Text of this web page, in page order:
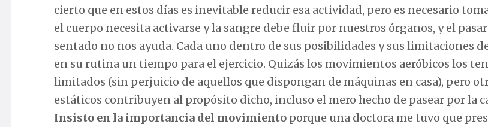
cierto que en estos días es inevitable reducir esa actividad, pero es necesario
el cuerpo necesita activarse y la sangre debe fluir por nuestros órganos, y el
sentado no nos ayuda. Cada uno dentro de sus posibilidades y sus limitaciones
en su rutina un tiempo para el ejercicio. Quizás los movimientos aeróbicos los
limitados (sin perjuicio de aquellos que dispongan de máquinas en casa), pero
estáticos contribuyen al propósito dicho, incluso el mero hecho de pasear por la
Insisto en la importancia del movimiento porque una doctora me tuvo que